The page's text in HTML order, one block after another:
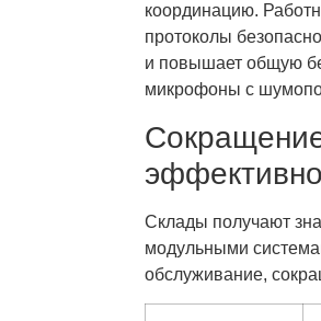
координацию.
протоколы
и повышает общую
микрофоны с
Склады получают
модульными
обслуживание,